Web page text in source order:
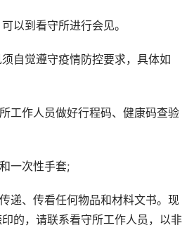
到看守所进行会见。
觉遵守疫情防控要求，具体如
作人员做好行程码、健康码查验
一次性手套;
、传看任何物品和材料文书。现
的，请联系看守所工作人员，以非